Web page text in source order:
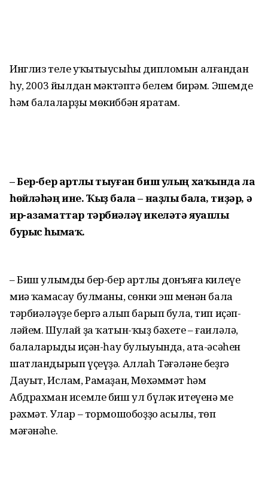
Инглиз теле уҡытыусыһы дипломын алғандан
һуң, 2003 йылдан мәктәптә белем бирәм. Эшемде
һәм балаларҙы мөкиб­бән яратам.
– Бер-бер артлы тыуған биш улың хаҡында ла
һөйләһәң ине. Ҡыҙ бала – наҙлы бала, ти­ҙәр, ә
ир-азаматтар тәрбиә­ләү икеләтә яуаплы
бурыс һымаҡ.
– Биш улымдың бер-бер артлы донъяға килеүе
миңә ҡа­масау булманы, сөнки эш менән бала
тәрбиәләүҙе бергә алып барып була, тип иҫәп­
ләйем. Шулай ҙа ҡатын-ҡыҙ бәхете – ғаиләлә,
балаларыңдың иҫән-һау булыуында, ата-әсәһен
шатландырып үҫеүҙә. Аллаһ Тәғә­ләнең беҙгә
Дауыт, Ислам, Рамаҙан, Мөхәммәт һәм
Абдрахман исемле биш ул бүләк итеүенә мең
рәхмәт. Улар – тор­мошобоҙҙоң асылы, төп
мәғәнәһе.